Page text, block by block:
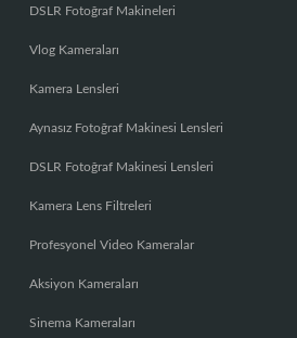
DSLR Fotoğraf Makineleri
Vlog Kameraları
Kamera Lensleri
Aynasız Fotoğraf Makinesi Lensleri
DSLR Fotoğraf Makinesi Lensleri
Kamera Lens Filtreleri
Profesyonel Video Kameralar
Aksiyon Kameraları
Sinema Kameraları